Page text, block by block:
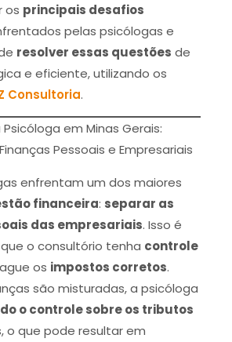
os principais desafios
pelas psicólogas e
resolver essas questões de
e eficiente, utilizando os
Consultoria.
em Minas Gerais:
Pessoais e Empresariais
enfrentam um dos maiores
financeira: separar as
das empresariais. Isso é
o consultório tenha controle
os impostos corretos.
são misturadas, a psicóloga
o controle sobre os tributos
o que pode resultar em